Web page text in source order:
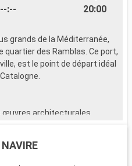
--:--
20:00
grands de la Méditerranée,
des Ramblas. Ce port,
est le point de départ idéal
œuvres architecturales
est un incontournable